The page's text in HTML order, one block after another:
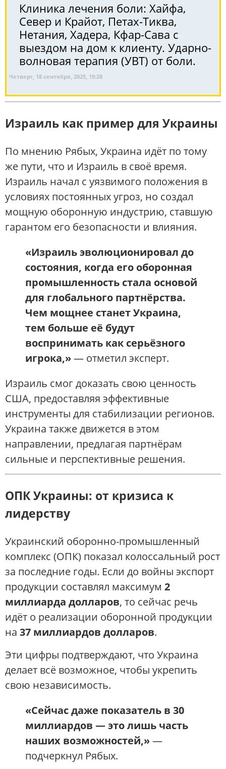
Клиника лечения боли: Хайфа,
Север и Крайот, Петах-Тиква,
Нетания, Хадера, Кфар-Сава с
выездом на дом к клиенту. Ударно-
волновая терапия (УВТ) от боли.
Четверг, 18 сентября, 2025, 19:28
Израиль как пример для Украины
По мнению Рябых, Украина идёт по тому
же пути, что и Израиль в своё время.
Израиль начал с уязвимого положения в
условиях постоянных угроз, но создал
мощную оборонную индустрию, ставшую
гарантом его безопасности и влияния.
«Израиль эволюционировал до
состояния, когда его оборонная
промышленность стала основой
для глобального партнёрства.
Чем мощнее станет Украина,
тем больше её будут
воспринимать как серьёзного
игрока,»— отметил эксперт.
Израиль смог доказать свою ценность
США, предоставляя эффективные
инструменты для стабилизации регионов.
Украина также движется в этом
направлении, предлагая партнёрам
сильные и перспективные решения.
ОПК Украины: от кризиса к
лидерству
Украинский оборонно-промышленный
комплекс (ОПК) показал колоссальный рост
за последние годы. Если до войны экспорт
продукции составлял максимум 2
миллиарда долларов, то сейчас речь
идёт о реализации оборонной продукции
на 37 миллиардов долларов.
Эти цифры подтверждают, что Украина
делает всё возможное, чтобы укрепить
свою независимость.
«Сейчас даже показатель в 30
миллиардов — это лишь часть
наших возможностей,»—
подчеркнул Рябых.